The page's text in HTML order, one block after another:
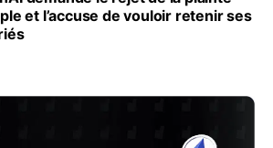
et l’accuse de vouloir retenir ses